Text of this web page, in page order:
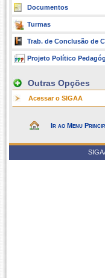
Documentos
Turmas
Trab. de Conclusão de
Projeto Político
Outras Opções
Acessar o SIGAA
Ir ao Menu